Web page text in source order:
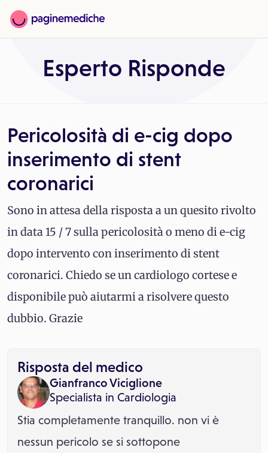
Esperto Risponde
Pericolosità di e-cig dopo
inserimento di stent
coronarici
Sono in attesa della risposta a un quesito rivolto
in data 15 / 7 sulla pericolosità o meno di e-cig
dopo intervento con inserimento di stent
coronarici. Chiedo se un cardiologo cortese e
disponibile può aiutarmi a risolvere questo
dubbio. Grazie
Risposta del medico
Gianfranco Viciglione
Specialista in Cardiologia
Stia completamente tranquillo. non vi è
nessun pericolo se si sottopone